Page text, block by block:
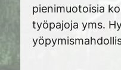
pienimuotoisia
työpajoja yms.